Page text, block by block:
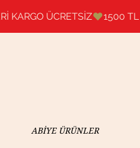
ABİYE ÜRÜNLER